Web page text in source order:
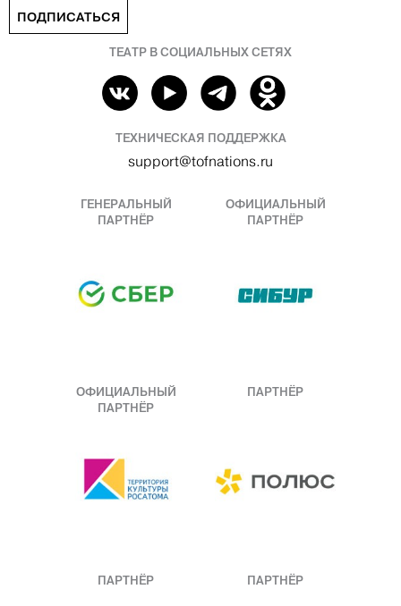
ПОДПИСАТЬСЯ
ТЕАТР В СОЦИАЛЬНЫХ СЕТЯХ
ТЕХНИЧЕСКАЯ ПОДДЕРЖКА
support@tofnations.ru
ГЕНЕРАЛЬНЫЙ
ПАРТНЁР
ОФИЦИАЛЬНЫЙ
ПАРТНЁР
ОФИЦИАЛЬНЫЙ
ПАРТНЁР
ПАРТНЁР
ПАРТНЁР ПАРТНЁР